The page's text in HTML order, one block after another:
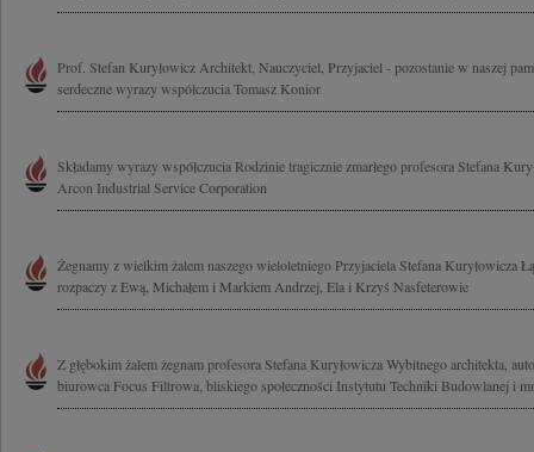
Prof. Stefan Kuryłowicz Architekt, Nauczyciel, Przyjaciel - pozostanie w naszej
serdeczne wyrazy współczucia Tomasz Konior
Składamy wyrazy współczucia Rodzinie tragicznie zmarłego profesora Stefana
Arcon Industrial Service Corporation
Żegnamy z wielkim żalem naszego wieloletniego Przyjaciela Stefana Kuryłowicza
rozpaczy z Ewą, Michałem i Markiem Andrzej, Ela i Krzyś Nasfeterowie
Z głębokim żalem żegnam profesora Stefana Kuryłowicza Wybitnego architekta,
biurowca Focus Filtrowa, bliskiego społeczności Instytutu Techniki Budowlanej i